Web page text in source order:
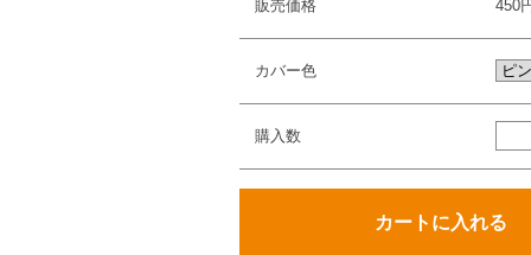
販売価格 450
カバー色
購入数